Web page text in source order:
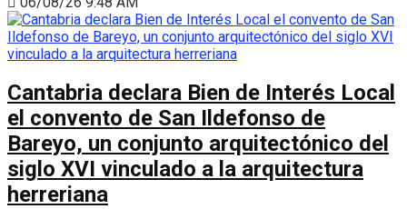
Cantabria declara Bien de Interés Local
el convento de San Ildefonso de
Bareyo, un conjunto arquitectónico del
siglo XVI vinculado a la arquitectura
herreriana